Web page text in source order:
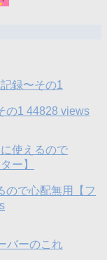
の1 44828 views
ので心配無用【フ